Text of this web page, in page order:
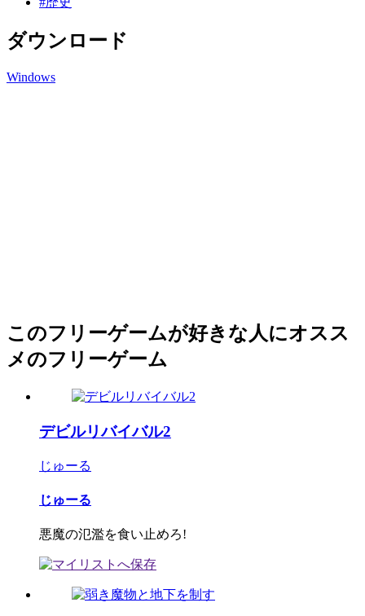
ダウンロード
Windows
このフリーゲームが好きな人にオスス
メのフリーゲーム
デビルリバイバル2
じゅーる
じゅーる
悪魔の氾濫を食い止めろ!